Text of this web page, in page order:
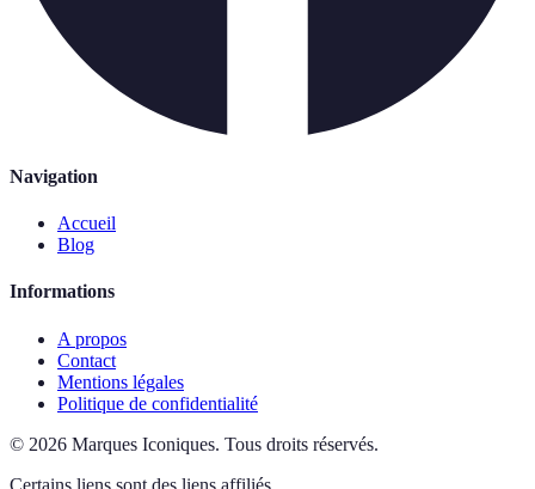
Navigation
Accueil
Blog
Informations
A propos
Contact
Mentions légales
Politique de confidentialité
© 2026 Marques Iconiques. Tous droits réservés.
Certains liens sont des liens affiliés.